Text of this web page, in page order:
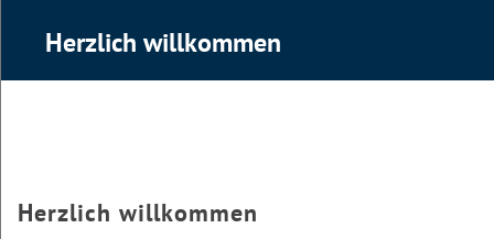
Herzlich willkommen
Herzlich willkommen